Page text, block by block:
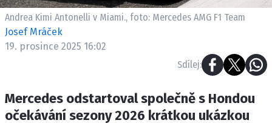
ETICKÝ KODEX
OSOBNÍ ÚDAJE / COOKIES
Andrea Kimi Antonelli v Miami., foto: Mercedes AMG F1 Team
Josef Mráček
19. prosince 2025 16:02
Sdílej:
Mercedes odstartoval společně s Hondou
očekávání sezony 2026 krátkou ukázkou